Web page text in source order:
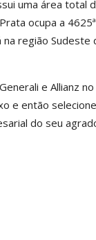
uma área total
ocupa a
região
e Allianz
e então
do seu